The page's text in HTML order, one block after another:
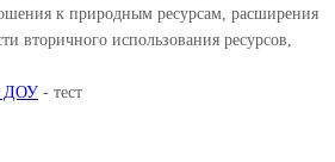
к природным ресурсам, расширения
вторичного использования ресурсов,
ДОУ - тест